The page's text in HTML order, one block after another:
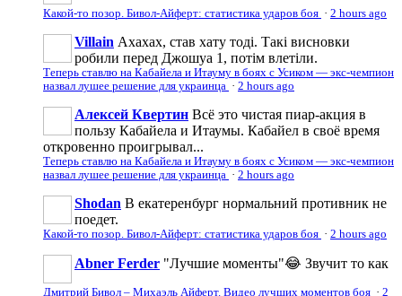
Какой-то позор. Бивол-Айферт: статистика ударов боя · 2 hours ago
Villain Ахахах, став хату тоді. Такі висновки
робили перед Джошуа 1, потім влетіли.
Теперь ставлю на Кабайела и Итауму в боях с Усиком — экс-чемпион
назвал лушее решение для украинца · 2 hours ago
Алексей Квертин Всё это чистая пиар-акция в
пользу Кабайела и Итаумы. Кабайел в своё время
откровенно проигрывал...
Теперь ставлю на Кабайела и Итауму в боях с Усиком — экс-чемпион
назвал лушее решение для украинца · 2 hours ago
Shodan В екатеренбург нормальний противник не
поедет.
Какой-то позор. Бивол-Айферт: статистика ударов боя · 2 hours ago
Abner Ferder "Лучшие моменты"😂 Звучит то как
Дмитрий Бивол – Михаэль Айферт. Видео лучших моментов боя · 2